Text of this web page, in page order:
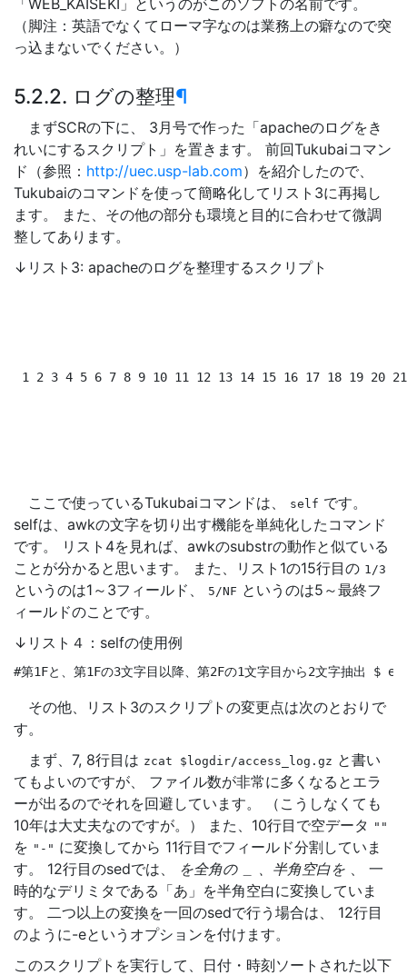
（脚注：英語でなくてローマ字なのは業務上の癖なので突
っ込まないでください。）
5.2.2. ログの整理¶
まずSCRの下に、 3月号で作った「apacheのログをき
れいにするスクリプト」を置きます。 前回Tukubaiコマン
ド（参照： http://uec.usp-lab.com）を紹介したので、
Tukubaiのコマンドを使って簡略化してリスト3に再掲し
ます。 また、その他の部分も環境と目的に合わせて微調
整してあります。
↓リスト3: apacheのログを整理するスクリプト
1 2 3 4 5 6 7 8 9 10 11 12 13 14 15 16 17 18 19 20
ここで使っているTukubaiコマンドは、 self です。
selfは、awkの文字を切り出す機能を単純化したコマンド
です。 リスト4を見れば、awkのsubstrの動作と似ている
ことが分かると思います。 また、リスト1の15行目の 1/3
というのは1～3フィールド、 5/NF というのは5～最終フ
ィールドのことです。
↓リスト４：selfの使用例
#第1Fと、第1Fの3文字目以降、第2Fの1文字目から2文字抽出 $
その他、リスト3のスクリプトの変更点は次のとおりで
す。
まず、7, 8行目は zcat $logdir/access_log.gz と書い
てもよいのですが、 ファイル数が非常に多くなるとエラ
ーが出るのでそれを回避しています。 （こうしなくても
10年は大丈夫なのですが。） また、10行目で空データ ""
を "-" に変換してから 11行目でフィールド分割していま
す。 12行目のsedでは、 を全角の 、半角空白を
、 一
時的なデリミタである「あ」を半角空白に変換していま
す。 二つ以上の変換を一回のsedで行う場合は、 12行目
のように-eというオプションを付けます。
このスクリプトを実行して、日付・時刻ソートされた以下